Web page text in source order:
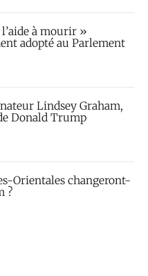
à mourir »
adopté au Parlement
Lindsey Graham,
Donald Trump
Orientales changeront-
?